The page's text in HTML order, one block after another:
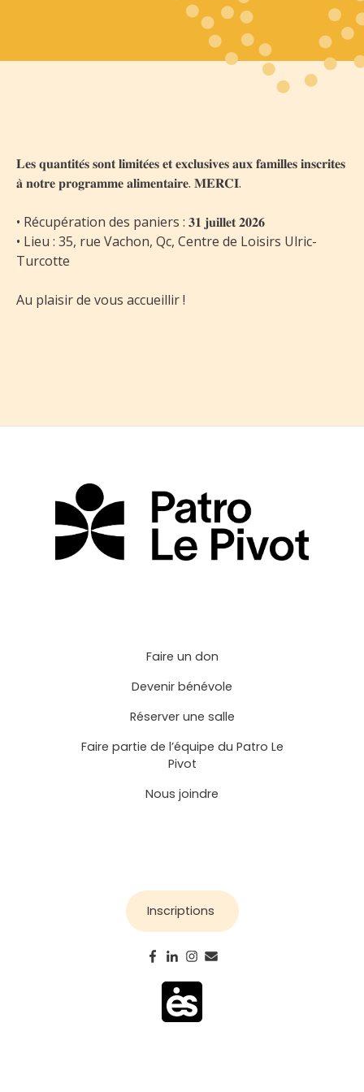
𝐋𝐞𝐬 𝐪𝐮𝐚𝐧𝐭𝐢𝐭𝐞́𝐬 𝐬𝐨𝐧𝐭 𝐥𝐢𝐦𝐢𝐭𝐞́𝐞𝐬 𝐞𝐭 𝐞𝐱𝐜𝐥𝐮𝐬𝐢𝐯𝐞𝐬 𝐚𝐮𝐱 𝐟𝐚𝐦𝐢𝐥𝐥𝐞𝐬 𝐢𝐧𝐬𝐜𝐫𝐢𝐭𝐞𝐬
𝐚̀ 𝐧𝐨𝐭𝐫𝐞 𝐩𝐫𝐨𝐠𝐫𝐚𝐦𝐦𝐞 𝐚𝐥𝐢𝐦𝐞𝐧𝐭𝐚𝐢𝐫𝐞. 𝐌𝐄𝐑𝐂𝐈.
• Récupération des paniers : 𝟑𝟏 𝐣𝐮𝐢𝐥𝐥𝐞𝐭 𝟐𝟎𝟐𝟔
• Lieu : 35, rue Vachon, Qc, Centre de Loisirs Ulric-
Turcotte
Au plaisir de vous accueillir !
Faire un don
Devenir bénévole
Réserver une salle
Faire partie de l’équipe du Patro Le
Pivot
Nous joindre
Inscriptions